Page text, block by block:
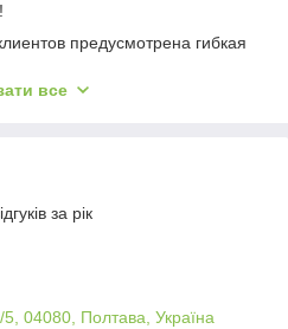
предусмотрена гибкая
о компании
году, уже с 2016 работаем с
или позвонить по
все
за рік
5, 04080, Полтава, Україна